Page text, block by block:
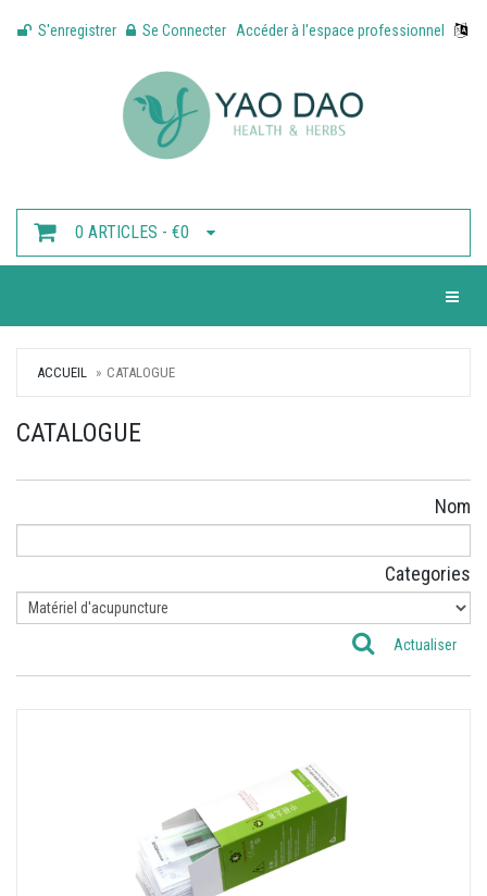
S'enregistrer Se Connecter Accéder à l'espace professionnel
0 ARTICLES - €0
ACCUEIL CATALOGUE
CATALOGUE
Nom
Categories
Actualiser